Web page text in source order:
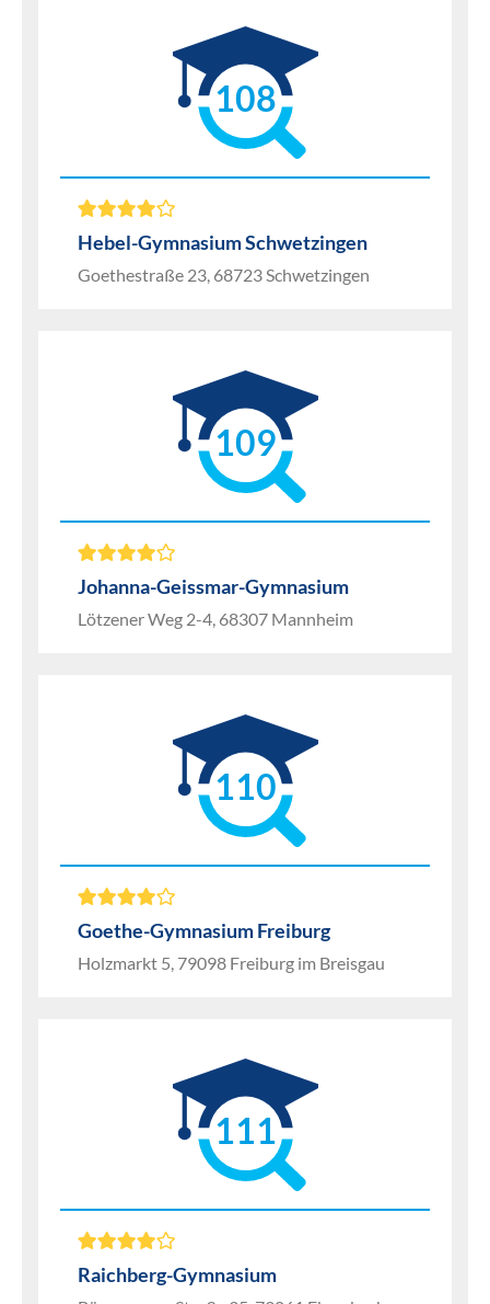
108
Hebel-Gymnasium Schwetzingen
Goethestraße 23, 68723 Schwetzingen
109
Johanna-Geissmar-Gymnasium
Lötzener Weg 2-4, 68307 Mannheim
110
Goethe-Gymnasium Freiburg
Holzmarkt 5, 79098 Freiburg im Breisgau
111
Raichberg-Gymnasium